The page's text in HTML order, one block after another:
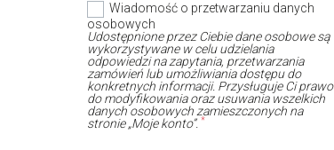
Wiadomość o przetwarzaniu danych
osobowych
Udostępnione przez Ciebie dane osobowe są
wykorzystywane w celu udzielania
odpowiedzi na zapytania, przetwarzania
zamówień lub umożliwiania dostępu do
konkretnych informacji. Przysługuje Ci prawo
do modyfikowania oraz usuwania wszelkich
danych osobowych zamieszczonych na
stronie „Moje konto”. *